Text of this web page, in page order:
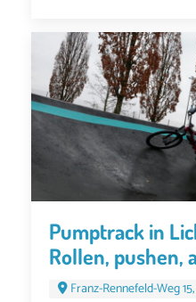
Pumptrack in
Rollen, pushen,
Franz-Rennefeld-Weg